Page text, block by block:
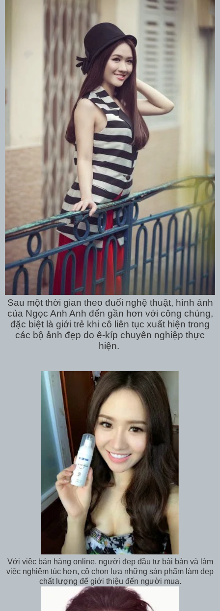
Sau một thời gian theo đuổi nghệ thuật, hình ảnh
của Ngọc Anh Anh đến gần hơn với công chúng,
đặc biệt là giới trẻ khi cô liên tục xuất hiện trong
các bộ ảnh đẹp do ê-kíp chuyên nghiệp thực
hiện.
Với việc bán hàng online, người đẹp đầu tư bài bản và làm
việc nghiêm túc hơn, cô chọn lựa những sản phẩm làm đẹp
chất lượng để giới thiệu đến người mua.